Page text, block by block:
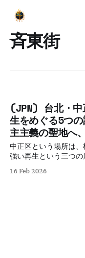
斉東街
(JPN) 台北・中
生をめぐる5つ
主主義の聖地へ
中正区という場所は
強い再生という三つ
ありません。足元に降
16 Feb 2026